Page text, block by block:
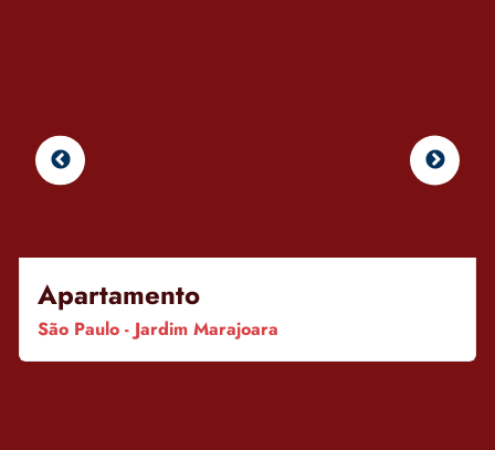
Apartamento
São Paulo - Jardim Marajoara